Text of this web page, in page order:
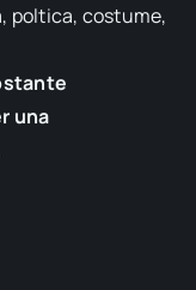
poltica, costume,
una